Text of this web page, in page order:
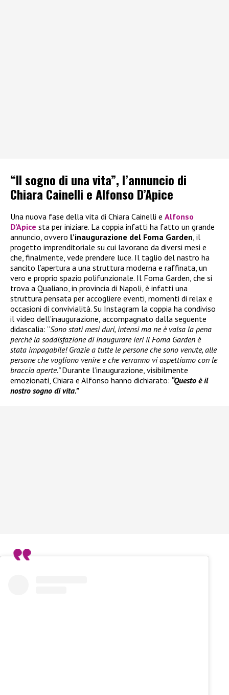
“Il sogno di una vita”, l’annuncio di
Chiara Cainelli e Alfonso D’Apice
Una nuova fase della vita di Chiara Cainelli e Alfonso
D’Apice sta per iniziare. La coppia infatti ha fatto un grande
annuncio, ovvero l’inaugurazione del Foma Garden , il
progetto imprenditoriale su cui lavorano da diversi mesi e
che, finalmente, vede prendere luce. Il taglio del nastro ha
sancito l’apertura a una struttura moderna e raffinata, un
vero e proprio spazio polifunzionale. Il Foma Garden, che si
trova a Qualiano, in provincia di Napoli, è infatti una
struttura pensata per accogliere eventi, momenti di relax e
occasioni di convivialità. Su Instagram la coppia ha condiviso
il video dell’inaugurazione, accompagnato dalla seguente
didascalia: “Sono stati mesi duri, intensi ma ne è valsa la pena
perché la soddisfazione di inaugurare ieri il Foma Garden è
stata impagabile! Grazie a tutte le persone che sono venute, alle
persone che vogliono venire e che verranno vi aspettiamo con le
braccia aperte.”Durante l’inaugurazione, visibilmente
emozionati, Chiara e Alfonso hanno dichiarato: “Questo è il
nostro sogno di vita.”